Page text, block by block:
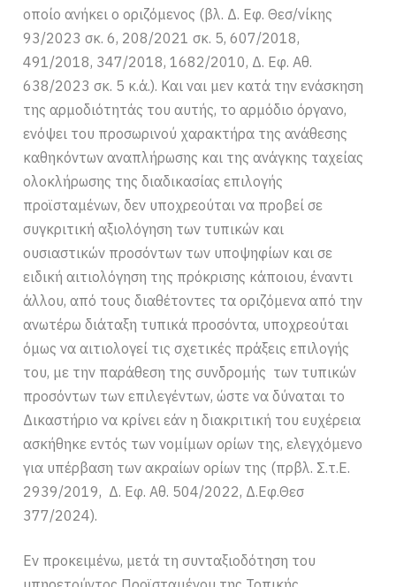
οποίο ανήκει ο οριζόμενος (βλ. Δ. Εφ. Θεσ/νίκης
93/2023 σκ. 6, 208/2021 σκ. 5, 607/2018,
491/2018, 347/2018, 1682/2010, Δ. Εφ. Αθ.
638/2023 σκ. 5 κ.ά.). Και ναι μεν κατά την ενάσκηση
της αρμοδιότητάς του αυτής, το αρμόδιο όργανο,
ενόψει του προσωρινού χαρακτήρα της ανάθεσης
καθηκόντων αναπλήρωσης και της ανάγκης ταχείας
ολοκλήρωσης της διαδικασίας επιλογής
προϊσταμένων, δεν υποχρεούται να προβεί σε
συγκριτική αξιολόγηση των τυπικών και
ουσιαστικών προσόντων των υποψηφίων και σε
ειδική αιτιολόγηση της πρόκρισης κάποιου, έναντι
άλλου, από τους διαθέτοντες τα οριζόμενα από την
ανωτέρω διάταξη τυπικά προσόντα, υποχρεούται
όμως να αιτιολογεί τις σχετικές πράξεις επιλογής
του, με την παράθεση της συνδρομής των τυπικών
προσόντων των επιλεγέντων, ώστε να δύναται το
Δικαστήριο να κρίνει εάν η διακριτική του ευχέρεια
ασκήθηκε εντός των νομίμων ορίων της, ελεγχόμενο
για υπέρβαση των ακραίων ορίων της (πρβλ. Σ.τ.Ε.
2939/2019, Δ. Εφ. Αθ. 504/2022, Δ.Εφ.Θεσ
377/2024).
Εν προκειμένω, μετά τη συνταξιοδότηση του